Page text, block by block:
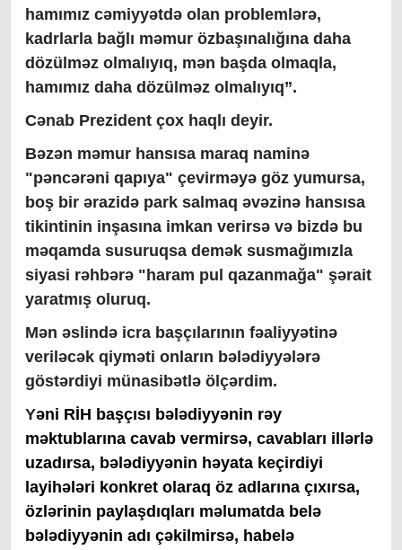
hamımız cəmiyyətdə olan problemlərə,
kadrlarla bağlı məmur özbaşınalığına daha
dözülməz olmalıyıq, mən başda olmaqla,
hamımız daha dözülməz olmalıyıq”.
Cənab Prezident çox haqlı deyir.
Bəzən məmur hansısa maraq naminə
"pəncərəni qapıya" çevirməyə göz yumursa,
boş bir ərazidə park salmaq əvəzinə hansısa
tikintinin inşasına imkan verirsə və bizdə bu
məqamda susuruqsa demək susmağımızla
siyasi rəhbərə "haram pul qazanmağa" şərait
yaratmış oluruq.
Mən əslində icra başçılarının fəaliyyətinə
veriləcək qiyməti onların bələdiyyələrə
göstərdiyi münasibətlə ölçərdim.
Yəni RİH başçısı bələdiyyənin rəy
məktublarına cavab vermirsə, cavabları illərlə
uzadırsa, bələdiyyənin həyata keçirdiyi
layihələri konkret olaraq öz adlarına çıxırsa,
özlərinin paylaşdıqları məlumatda belə
bələdiyyənin adı çəkilmirsə, habelə